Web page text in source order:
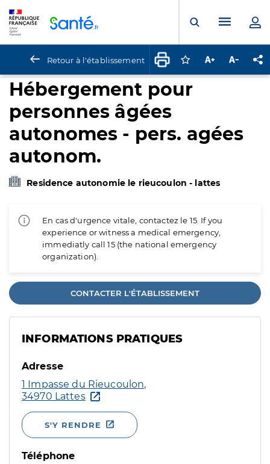
Ouvrir laMenu
Retour à l'établissement Connectez-vous
Augmenter la
Hébergement pour
personnes âgées
autonomes - pers. agées
autonom.
Residence autonomie le rieucoulon - lattes
En cas d'urgence vitale, contactez le 15. If you
experience or witness a medical emergency,
immediatly call 15 (the national emergency
organization).
CONTACTER L'ÉTABLISSEMENT
INFORMATIONS PRATIQUES
Adresse
1 Impasse du Rieucoulon,
34970 Lattes
S'Y RENDRE
Téléphone